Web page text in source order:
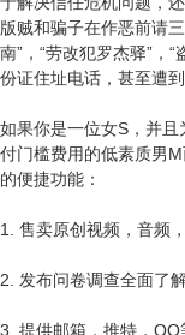
版贼和骗子在作恶前请
南”，“劳改犯罗杰驿”，
份证住址电话，甚至遭到
如果你是一位女S，并
付门槛费用的低素质男
的便捷功能：
1. 售卖原创视频，音频
2. 发布问卷调查全面了
3. 提供邮箱，推特，